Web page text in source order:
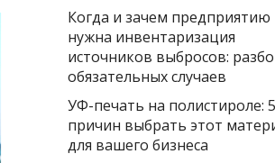
Когда и зачем предприятию
нужна инвентаризация
источников выбросов:
обязательных случаев
УФ-печать на полистироле: 5
причин выбрать этот
для вашего бизнеса